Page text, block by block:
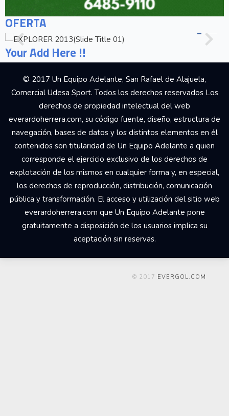
OFERTA
Your Add Here !!
© 2017 Un Equipo Adelante, San Rafael de Alajuela,
Comercial Udesa Sport. Todos los derechos reservados Los
derechos de propiedad intelectual del web
everardoherrera.com, su código fuente, diseño, estructura de
navegación, bases de datos y los distintos elementos en él
contenidos son titularidad de Un Equipo Adelante a quien
corresponde el ejercicio exclusivo de los derechos de
explotación de los mismos en cualquier forma y, en especial,
los derechos de reproducción, distribución, comunicación
pública y transformación. El acceso y utilización del sitio web
everardoherrera.com que Un Equipo Adelante pone
gratuitamente a disposición de los usuarios implica su
aceptación sin reservas.
© 2017 EVERGOL.COM